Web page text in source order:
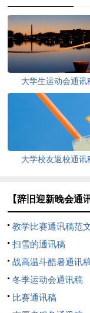
大学生运动会通讯
大学校友返校通讯
【辞旧迎新晚会通
教学比赛通讯稿范
扫雪的通讯稿
战高温斗酷暑通讯
冬季运动会通讯稿
比赛通讯稿